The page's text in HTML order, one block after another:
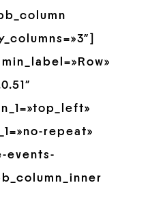
repeat»
events-